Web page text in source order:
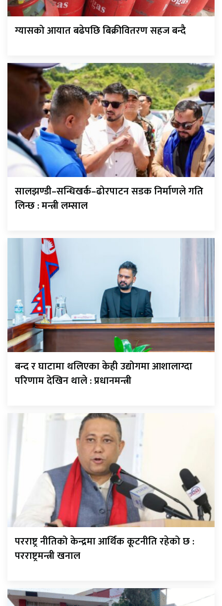
ग्यासको आयात बढेपछि बिक्रीवितरण सहज बन्दै
सालझण्डी–सन्धिखर्क–ढोरपाटन सडक निर्माणले गति
लिन्छ : मन्त्री लम्साल
बन्द र घाटामा थलिएका केही उद्योगमा आशालाग्दा
परिणाम देखिन थाले : प्रधानमन्त्री
परराष्ट्र नीतिको केन्द्रमा आर्थिक कूटनीति रहेको छ :
परराष्ट्रमन्त्री खनाल